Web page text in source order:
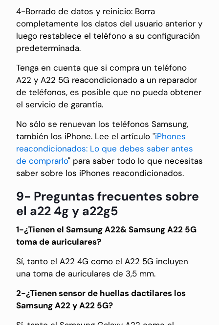
4-Borrado de datos y reinicio: Borra
completamente los datos del usuario anterior y
luego restablece el teléfono a su configuración
predeterminada.
Tenga en cuenta que si compra un teléfono
A22 y A22 5G reacondicionado a un reparador
de teléfonos, es posible que no pueda obtener
el servicio de garantía.
No sólo se renuevan los teléfonos Samsung,
también los iPhone. Lee el artículo "iPhones
reacondicionados: Lo que debes saber antes
de comprarlo" para saber todo lo que necesitas
saber sobre los iPhones reacondicionados.
9- Preguntas frecuentes sobre
el a22 4g y a22g5
1-¿Tienen el Samsung A22& Samsung A22 5G
toma de auriculares?
Sí, tanto el A22 4G como el A22 5G incluyen
una toma de auriculares de 3,5 mm.
2-¿Tienen sensor de huellas dactilares los
Samsung A22 y A22 5G?